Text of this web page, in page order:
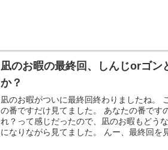
凪のお暇の最終回、しんじorゴン
か？
凪のお暇がついに最終回終わりましたね。
の番ですだけ見てました。 あなたの番です
れ？って感じだったので、凪のお暇もどう
になりながら見てました。 んー、最終回を